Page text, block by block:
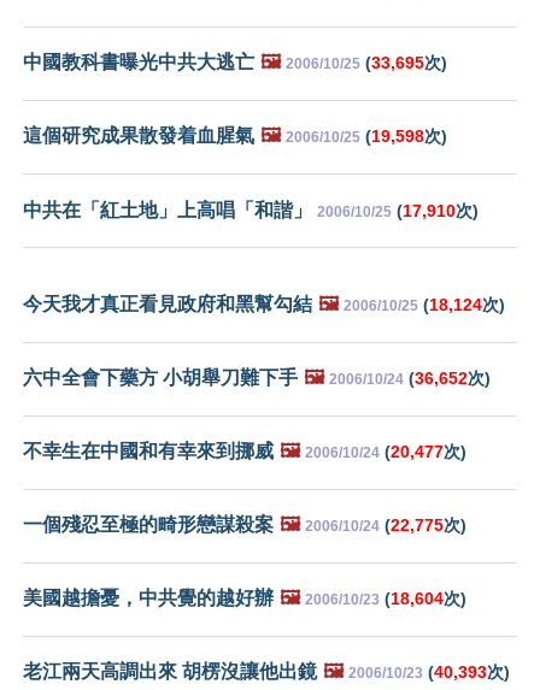
中國教科書曝光中共大逃亡 🖼️ 2006/10/25 (33,695次)
這個研究成果散發着血腥氣 🖼️ 2006/10/25 (19,598次)
中共在「紅土地」上高唱「和諧」 2006/10/25 (17,910次)
今天我才真正看見政府和黑幫勾結 🖼️ 2006/10/25 (18,124次)
六中全會下藥方 小胡舉刀難下手 🖼️ 2006/10/24 (36,652次)
不幸生在中國和有幸來到挪威 🖼️ 2006/10/24 (20,477次)
一個殘忍至極的畸形戀謀殺案 🖼️ 2006/10/24 (22,775次)
美國越擔憂，中共覺的越好辦 🖼️ 2006/10/23 (18,604次)
老江兩天高調出來 胡楞沒讓他出鏡 🖼️ 2006/10/23 (40,393次)